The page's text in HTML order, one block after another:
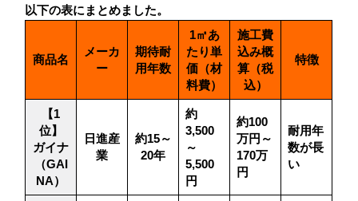
以下の表にまとめました。
商品名
メーカ
ー
期待耐
用年数
1㎡あ
たり単
価（材
料費）
施工費
込み概
算（税
込）
特徴
【1
位】
ガイナ
（GAI
NA）
日進産
業
約15～
20年
約
3,500
～
5,500
円
約100
万円～
170万
円
耐用年
数が長
い